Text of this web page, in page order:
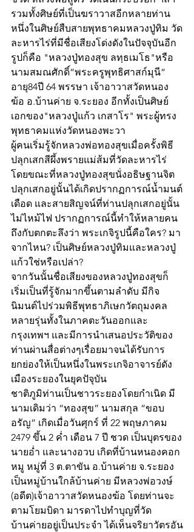
รวมทั้งศิษย์ที่เป็นฆราวาสอีกหลายท่าน
หนึ่งในศิษย์สืบสายพุทธาคมหลวงปู่ทิม วัด
ละหารไร่ที่มีชื่อเสียงโด่งดังในปัจจุบันอีก
รูปก็คือ "หลวงปู่ทองสุข ลทฺธเมโธ"หรือ
นามสมณศักดิ์”พระครูพุทธิศาสก์มุนี”
อายุ84ปี 64 พรรษา เจ้าอาวาสวัดหนอง
ฆ้อ อ.บ้านค่าย จ.ระยอง อีกทั้งเป็นศิษย์
เอกของ"หลวงปู่แก้ว เกสาโร" พระผู้ทรง
พุทธาคมแห่งวัดหนองพะวา
ผู้คนเริ่มรู้จักหลวงพ่อทองสุขเมื่อครั้งพิธี
ปลุกเสกสีผึ้งพรายแม่ส้มที่วัดละหารไร่
โดยขณะที่หลวงปู่ทองสุขนั่งอธิษฐานจิต
ปลุกเสกอยู่นั้นได้เกิดปรากฏการณ์น้ำมนต์
เดือด และสายสิญจน์ที่ท่านปลุกเสกอยู่นั้น
ไม่ไหม้ไฟ ปรากฏการณ์นี้ทำให้หลายคน
ถึงกับตกตะลึงว่า พระเกจิรูปนี้คือใคร? มา
จากไหน? เป็นศิษย์หลวงปู่ทิมและหลวงปู่
แก้วใช่หรือเปล่า?
จากวันนั้นชื่อเสียงของหลวงปู่ทองสุขก็
เริ่มเป็นที่รู้จักมากขึ้นตามลำดับ มีกิจ
นิมนต์ไปร่วมพิธีพุทธาภิเษกวัตถุมงคล
หลายรุ่นทั้งในภาคตะวันออกและ
กรุงเทพฯ และมีการนำเสนอประวัติของ
ท่านผ่านสื่อต่างๆเรื่อยมาจนได้รับการ
ยกย่องให้เป็นหนึ่งในพระเกจิอาจารย์ดัง
เมืองระยองในยุคปัจุบัน
ชาติภูมิท่านเป็นชาวระยองโดยกำเนิด มี
นามเดิมว่า “ทองสุข” นามสกุล “ขอบ
อรัญ” เกิดเมื่อวันศุกร์ ที่ 22 พฤษภาคม
2479 ขึ้น 2 ค่ำ เดือน 7 ปี ชวด เป็นบุตรของ
นายอ่ำ และนางอวบ เกิดที่บ้านหนองคอก
หมู หมู่ที่ 3 ต.ตาขัน อ.บ้านค่าย จ.ระยอง
เป็นหมู่บ้านใกล้บ้านค่าย มีหลวงพ่อวงษ์
(อดีต)เจ้าอาวาสวัดหนองฆ้อ โดยท่านจะ
ตามโยมบิดา มารดาไปทำบุญที่วัด
บ้านค่ายอยู่เป็นประจำ ได้เห็นจริยาวัตรอัน